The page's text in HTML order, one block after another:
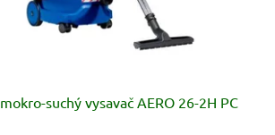
suchý vysavač AERO 26-2H PC